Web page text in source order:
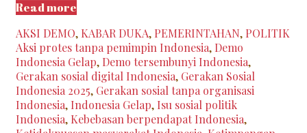
Read more
Gelap:
Fenomena
Gerakan
Sosial
di
Tengah
Ketidakpastian
Categories
AKSI DEMO, KABAR DUKA, PEMERINTAHAN, POLITIK
Aksi protes tanpa pemimpin Indonesia, Demo
Indonesia Gelap, Demo tersembunyi Indonesia,
Gerakan sosial digital Indonesia, Gerakan Sosial
Indonesia 2025, Gerakan sosial tanpa organisasi
Indonesia, Indonesia Gelap, Isu sosial politik
Indonesia, Kebebasan berpendapat Indonesia,